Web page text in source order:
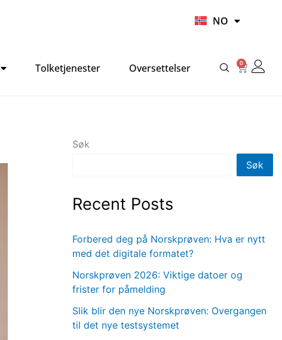
NO
HI
Tolketjenester Oversettelser 0
Søk
Søk
Recent Posts
Forbered deg på Norskprøven: Hva er nytt
med det digitale formatet?
Norskprøven 2026: Viktige datoer og
frister for påmelding
Slik blir den nye Norskprøven: Overgangen
til det nye testsystemet